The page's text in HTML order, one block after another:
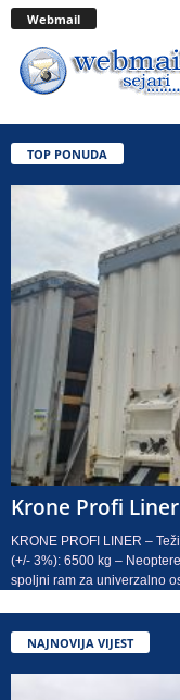
Webmail
TOP PONUDA
Krone Profi
KRONE PROFI LINER –
(+/- 3%): 6500 kg –
spoljni ram za univerzalno
NAJNOVIJA VIJEST